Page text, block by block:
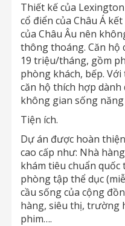
Thiết kế của
cổ điển của Châu Á
của Châu Âu nên
thông thoáng. Căn hộ
19 triệu/tháng, gồm
phòng khách, bếp.
căn hộ thích hợp
không gian sống
Tiện ích.
Dự án được hoàn
cao cấp như: Nhà
khám tiêu chuẩn quốc
phòng tập thể dục
cầu sống của cộng
hàng, siêu thị, trường
phim….